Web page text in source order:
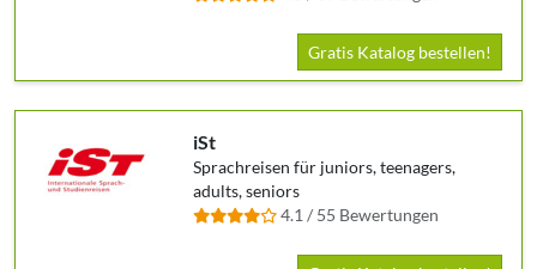
Gratis Katalog bestellen!
iSt
Sprachreisen für juniors, teenagers,
adults, seniors
4.1 / 55 Bewertungen